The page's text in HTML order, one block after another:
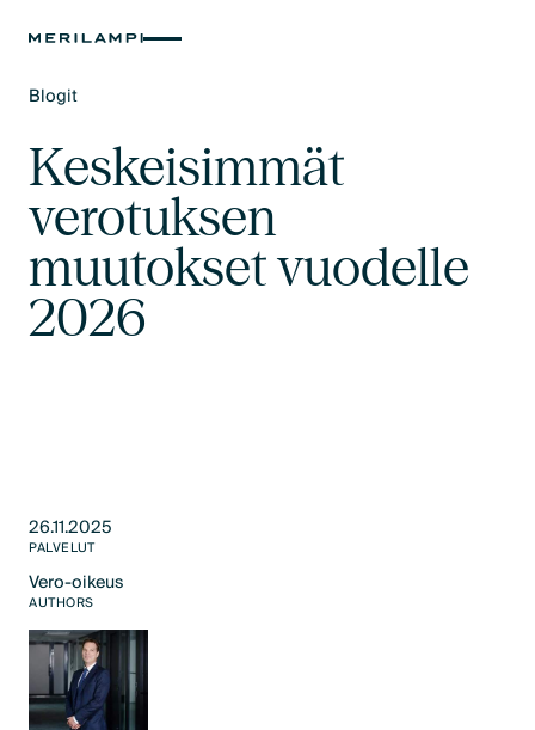
Blogit
Keskeisimmät
verotuksen
muutokset vuodelle
2026
26.11.2025
PALVELUT
Vero-oikeus
Text Link
AUTHORS